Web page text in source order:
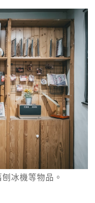
冰機等物品。